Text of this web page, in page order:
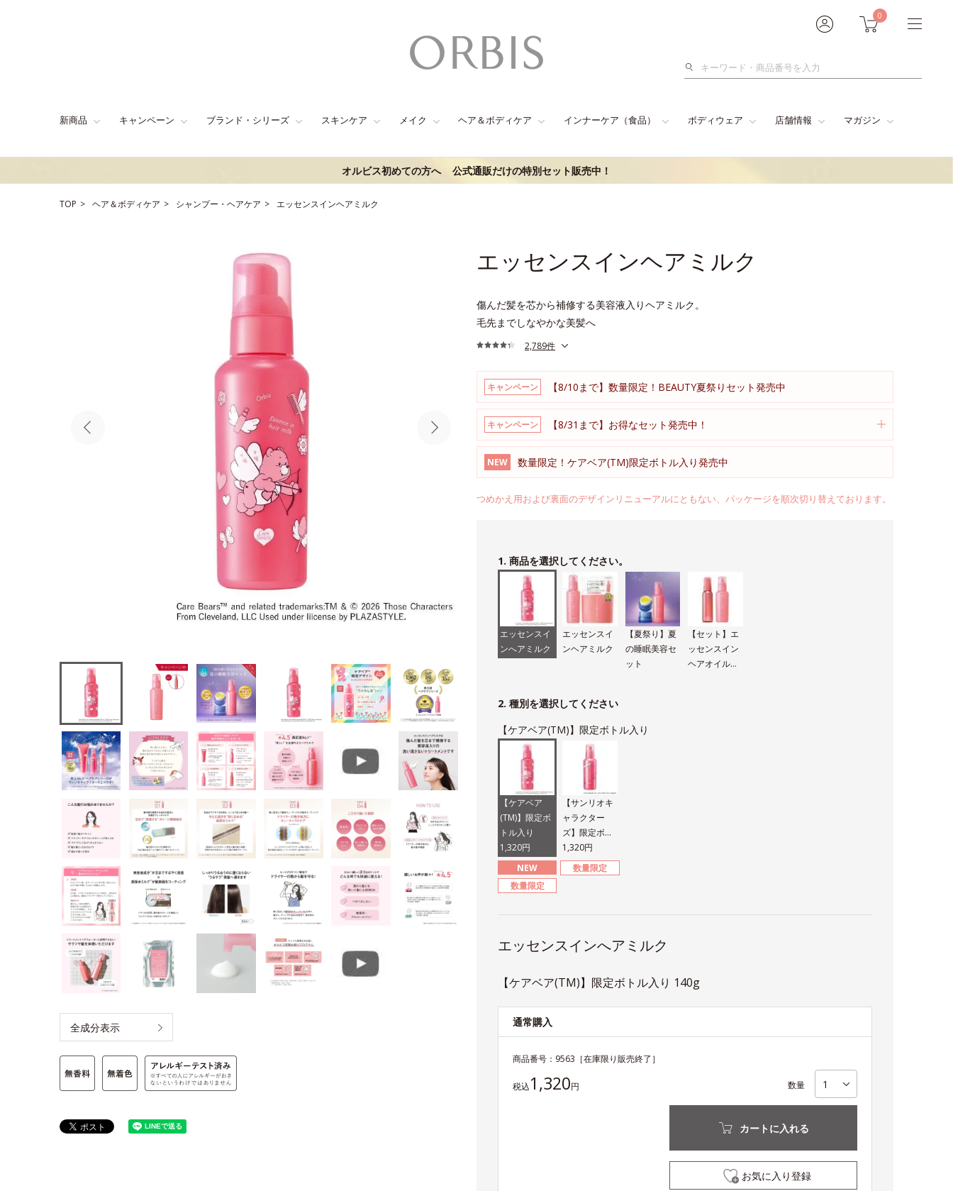
0
検
新商品 キャンペーン ブランド・シリーズ スキンケア メイク ヘア＆ボディケア インナーケア（食品） ボディウェア 店舗情報 マガジン
オルビス初めての方へ 公式通販だけの特別セット販売中！
TOP ヘア＆ボディケア シャンプー・ヘアケア エッセンスインヘアミルク
エッセンスインヘアミルク
傷んだ髪を芯から補修する美容液入りヘアミルク。
毛先までしなやかな美髪へ
2,789件
キャンペーン 【8/10まで】数量限定！BEAUTY夏祭りセット発売中
キャンペーン 【8/31まで】お得なセット発売中！
NEW 数量限定！ケアベア(TM)限定ボトル入り発売中
つめかえ用および裏面のデザインリニューアルにともない、パッケージを順次切り替えております。
全成分表示
1. 商品を選択してください。
エッセンスイ
ンへアミルク
エッセンスイ
ンヘアミルク
【夏祭り】夏
の睡眠美容セ
ット
【セット】エ
ッセンスイン
ヘアオイル＋
2. 種別を選択してください
【ケアベア(TM)】限定ボトル入り
【ケアベア
(TM)】限定ボ
トル入り
1,320円
NEW
数量限定
【サンリオキ
ャラクター
ズ】限定ボト
ル入り
1,320円
数量限定
エッセンスインへアミルク
【ケアベア(TM)】限定ボトル入り 140g
通常購入
商品番号： 9563 ［在庫限り販売終了］
税込1,320円 数量
カートに入れる
お気に入り登録